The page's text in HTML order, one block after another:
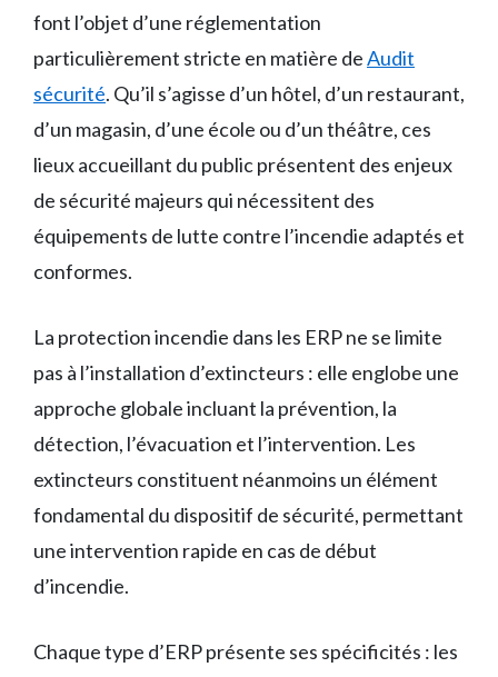
font l’objet d’une réglementation
particulièrement stricte en matière deAudit
sécurité. Qu’il s’agisse d’un hôtel, d’un restaurant,
d’un magasin, d’une école ou d’un théâtre, ces
lieux accueillant du public présentent des enjeux
de sécurité majeurs qui nécessitent des
équipements de lutte contre l’incendie adaptés et
conformes.
La protection incendie dans les ERP ne se limite
pas à l’installation d’extincteurs : elle englobe une
approche globale incluant la prévention, la
détection, l’évacuation et l’intervention. Les
extincteurs constituent néanmoins un élément
fondamental du dispositif de sécurité, permettant
une intervention rapide en cas de début
d’incendie.
Chaque type d’ERP présente ses spécificités : les